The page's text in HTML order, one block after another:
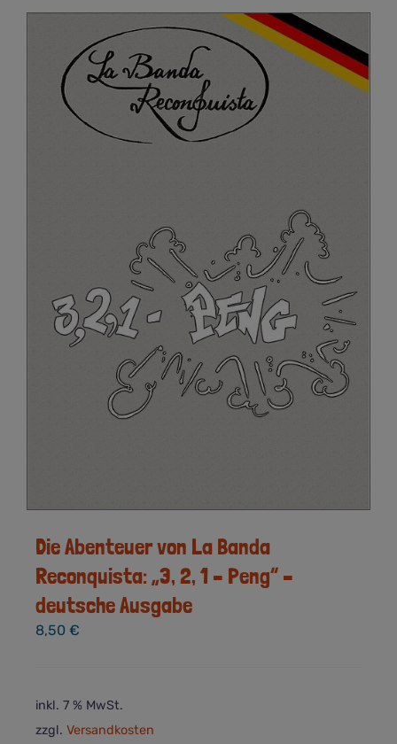
Die Abenteuer von La Banda
Reconquista: „3, 2, 1 – Peng“ –
deutsche Ausgabe
8,50 €
inkl. 7 % MwSt.
zzgl. Versandkosten